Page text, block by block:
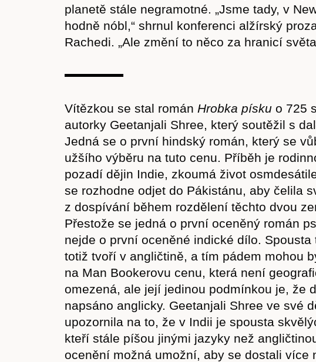
Časopis
Hostcast
planetě stále negramotné. „Jsme tady, v
hodně nóbl,“ shrnul konferenci alžírský
Rachedi. „Ale změní to něco za hranicí
Vítězkou se stal román Hrobka písku o 725
autorky Geetanjali Shree, který soutěžil s
Jedná se o první hindský román, který se
užšího výběru na tuto cenu. Příběh je
pozadí dějin Indie, zkoumá život
se rozhodne odjet do Pákistánu, aby čelila
z dospívání během rozdělení těchto dvou
Přestože se jedná o první oceněný román
nejde o první oceněné indické dílo. Spousta
totiž tvoří v angličtině, a tím pádem mohou
na Man Bookerovu cenu, která není
omezená, ale její jedinou podmínkou je, že
napsáno anglicky. Geetanjali Shree ve své
upozornila na to, že v Indii je spousta
kteří stále píšou jinými jazyky než
ocenění možná umožní, aby se dostali více